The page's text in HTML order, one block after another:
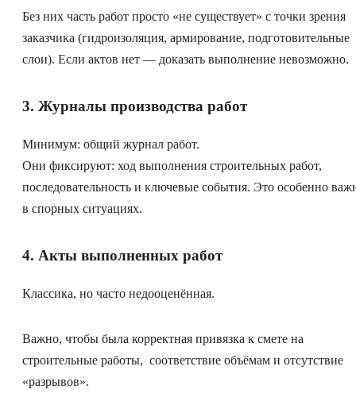
Без них часть работ просто «не существует» с точки зрения
заказчика (гидроизоляция, армирование, подготовительные
слои). Если актов нет — доказать выполнение невозможно.
3. Журналы производства работ
Минимум: общий журнал работ.
Они фиксируют: ход выполнения строительных работ,
последовательность и ключевые события. Это особенно
в спорных ситуациях.
4. Акты выполненных работ
Классика, но часто недооценённая.
Важно, чтобы была корректная привязка к смете на
строительные работы, соответствие объёмам и отсутствие
«разрывов».